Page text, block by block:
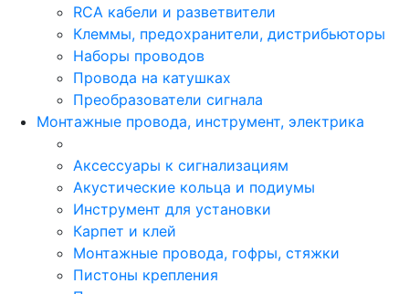
RCA кабели и разветвители
Клеммы, предохранители, дистрибьюторы
Наборы проводов
Провода на катушках
Преобразователи сигнала
Монтажные провода, инструмент, электрика
Аксессуары к сигнализациям
Акустические кольца и подиумы
Инструмент для установки
Карпет и клей
Монтажные провода, гофры, стяжки
Пистоны крепления